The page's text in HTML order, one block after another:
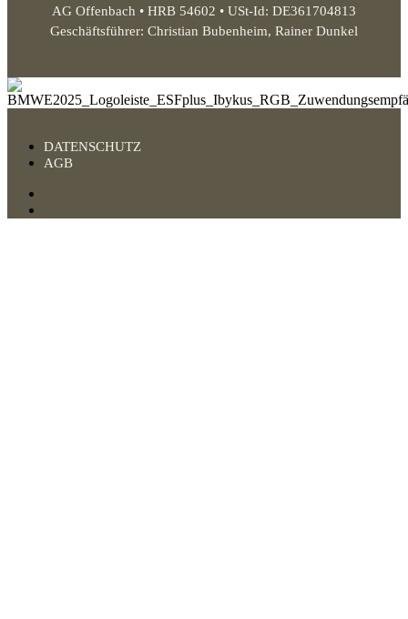
AG Offenbach • HRB 54602 • USt-Id: DE361704813
Geschäftsführer: Christian Bubenheim, Rainer Dunkel
DATENSCHUTZ
AGB